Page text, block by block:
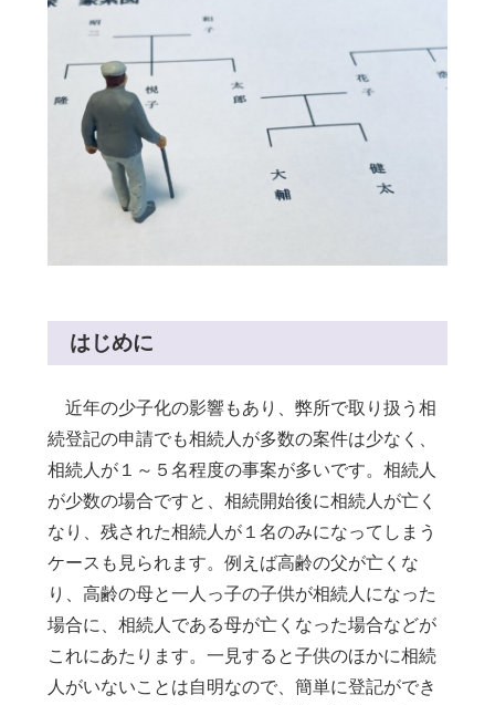
はじめに
近年の少子化の影響もあり、弊所で取り扱う相
続登記の申請でも相続人が多数の案件は少なく、
相続人が１～５名程度の事案が多いです。相続人
が少数の場合ですと、相続開始後に相続人が亡く
なり、残された相続人が１名のみになってしまう
ケースも見られます。例えば高齢の父が亡くな
り、高齢の母と一人っ子の子供が相続人になった
場合に、相続人である母が亡くなった場合などが
これにあたります。一見すると子供のほかに相続
人がいないことは自明なので、簡単に登記ができ